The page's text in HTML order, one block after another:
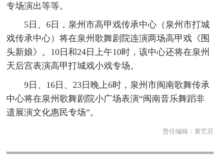
专场演出等等。
5日、6日，泉州市高甲戏传承中心（泉州市打城
戏传承中心）将在泉州歌舞剧院连演两场高甲戏《围
头新娘》。10日和24日上午10时，该中心还将在泉州
天后宫表演高甲打城戏小戏专场。
9日、16日、23日晚上6时，泉州市闽南歌舞传承
中心将在泉州歌舞剧院小广场表演“闽南音乐舞蹈非
遗展演文化惠民专场”。
责任编辑： 黄艺芬